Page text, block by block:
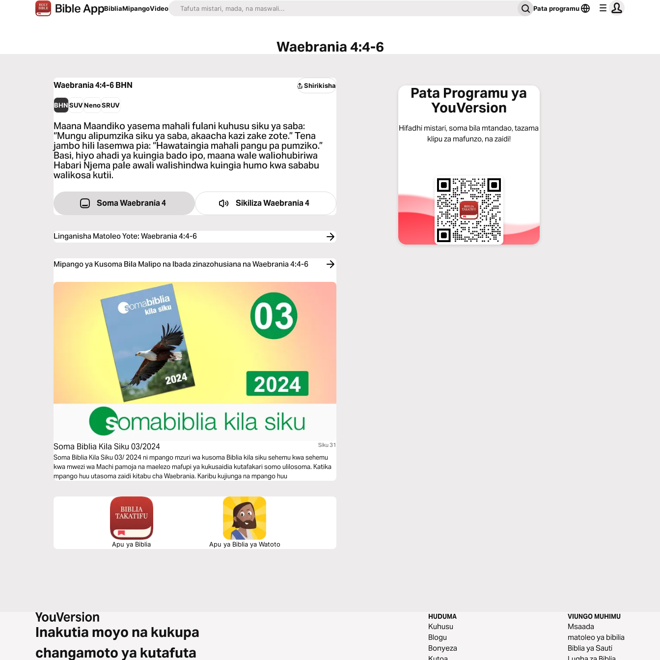
BibliaMipangoVideo Pata programu
Waebrania 4:4-6
Waebrania 4:4-6BHN Shirikisha
BHN SUVNenoSRUV
Maana Maandiko yasema mahali fulani kuhusu siku ya saba:
“Mungu alipumzika siku ya saba, akaacha kazi zake zote.” Tena
jambo hili lasemwa pia: “Hawataingia mahali pangu pa pumziko.”
Basi, hiyo ahadi ya kuingia bado ipo, maana wale waliohubiriwa
Habari Njema pale awali walishindwa kuingia humo kwa sababu
walikosa kutii.
Soma Waebrania 4 SikilizaWaebrania 4
Linganisha Matoleo Yote:Waebrania 4:4-6
Mipango ya Kusoma Bila Malipo na Ibada zinazohusiana na Waebrania 4:4-6
Soma Biblia Kila Siku 03/2024 Siku 31
Soma Biblia Kila Siku 03/ 2024 ni mpango mzuri wa kusoma Biblia kila siku sehemu kwa sehemu
kwa mwezi wa Machi pamoja na maelezo mafupi ya kukusaidia kutafakari somo ulilosoma. Katika
mpango huu utasoma zaidi kitabu cha Waebrania. Karibu kujiunga na mpango huu
Apu ya Biblia Apu ya Biblia ya Watoto
Pata Programu ya
YouVersion
Hifadhi mistari, soma bila mtandao, tazama
klipu za mafunzo, na zaidi!
Inakutia moyo na kukupa
changamoto ya kutafuta
HUDUMA
Kuhusu
Blogu
Bonyeza
VIUNGO MUHIMU
Msaada
matoleo ya bibilia
Biblia ya Sauti